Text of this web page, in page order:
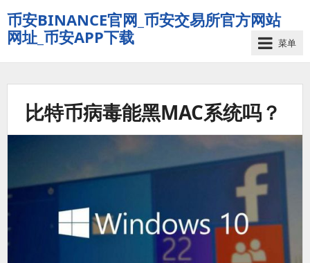
币安BINANCE官网_币安交易所官方网站
网址_币安APP下载
菜单
比特币病毒能黑MAC系统吗？